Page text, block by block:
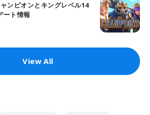
ンピオンとキングレベル14
ート情報
View All